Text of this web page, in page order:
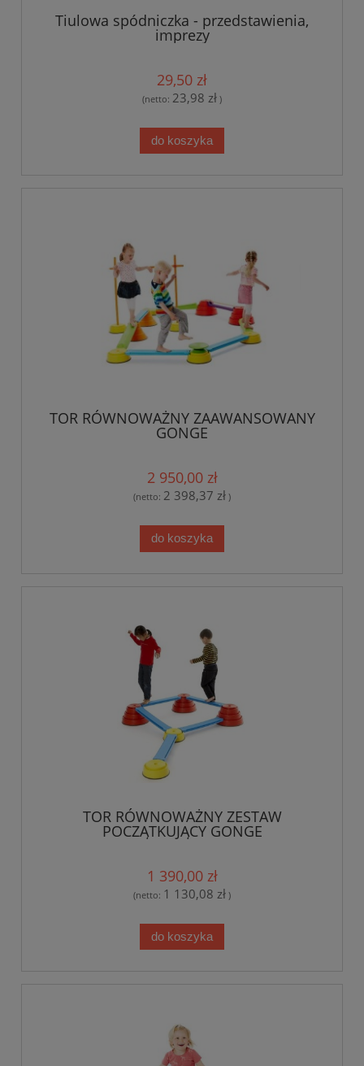
Tiulowa spódniczka - przedstawienia,
imprezy
29,50 zł
(netto: 23,98 zł )
do koszyka
TOR RÓWNOWAŻNY ZAAWANSOWANY
GONGE
2 950,00 zł
(netto: 2 398,37 zł )
do koszyka
TOR RÓWNOWAŻNY ZESTAW
POCZĄTKUJĄCY GONGE
1 390,00 zł
(netto: 1 130,08 zł )
do koszyka